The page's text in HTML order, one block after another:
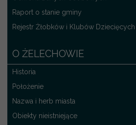
Raport o stanie gminy
Rejestr Żłobków i Klubów Dziecięcych
O ŻELECHOWIE
Historia
Położenie
Nazwa i herb miasta
Obiekty nieistniejące